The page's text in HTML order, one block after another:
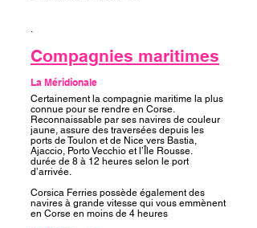
.
Compagnies maritimes
La Méridionale
Certainement la compagnie maritime la plus
connue pour se rendre en Corse.
Reconnaissable par ses navires de couleur
jaune, assure des traversées depuis les
ports de Toulon et de Nice vers Bastia,
Ajaccio, Porto Vecchio et l’Île Rousse.
durée de 8 à 12 heures selon le port
d’arrivée.
Corsica Ferries possède également des
navires à grande vitesse qui vous emmènent
en Corse en moins de 4 heures